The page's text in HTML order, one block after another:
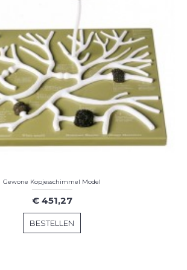
Gewone Kopjesschimmel Model
€ 451,27
BESTELLEN